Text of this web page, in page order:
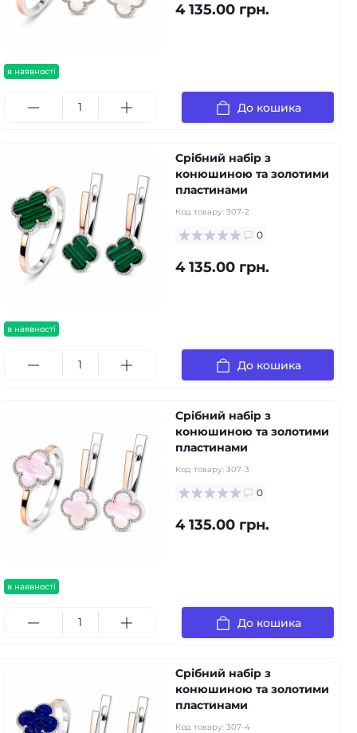
в наявності
4 135.00 грн.
До кошика
в наявності
Срібний набір з
конюшиною та золотими
пластинами
Код товару: 307-2
0
4 135.00 грн.
До кошика
в наявності
Срібний набір з
конюшиною та золотими
пластинами
Код товару: 307-3
0
4 135.00 грн.
До кошика
Срібний набір з
конюшиною та золотими
пластинами
Код товару: 307-4